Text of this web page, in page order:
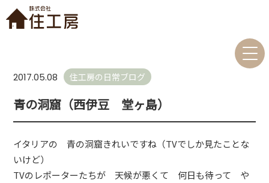
2017.05.08 住工房の日常ブログ
青の洞窟（西伊豆 堂ヶ島）
イタリアの 青の洞窟きれいですね（TVでしか見たことな
いけど）
TVのレポーターたちが 天候が悪くて 何日も待って や